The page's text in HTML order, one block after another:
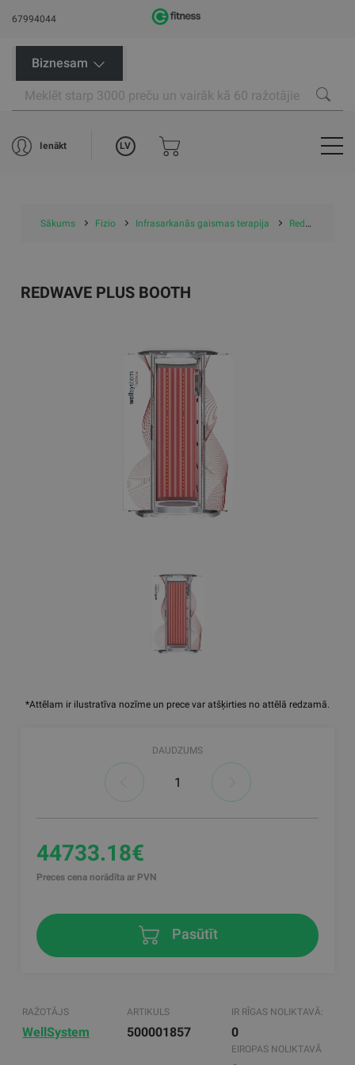
67994044
Biznesam
Ienākt LV
Sākums Fizio Infrasarkanās gaismas terapija RedWave Plus Booth
*Attēlam ir ilustratīva nozīme un prece var atšķirties no attēlā redzamā.
REDWAVE PLUS BOOTH
DAUDZUMS
44733.18€
Preces cena norādīta ar PVN
Pasūtīt
RAŽOTĀJS
WellSystem
ARTIKULS
500001857
IR RĪGAS NOLIKTAVĀ:
0
EIROPAS NOLIKTAVĀ